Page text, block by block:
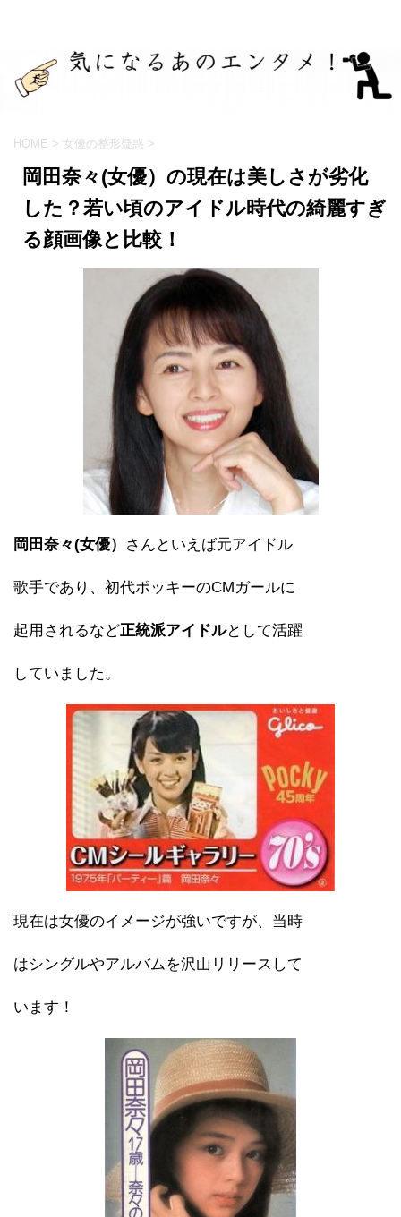
HOME > 女優の整形疑惑 >
岡田奈々(女優）の現在は美しさが劣化
した？若い頃のアイドル時代の綺麗すぎ
る顔画像と比較！
岡田奈々(女優） さんといえば元アイドル
歌手であり、初代ポッキーのCMガールに
起用されるなど正統派アイドルとして活躍
していました。
現在は女優のイメージが強いですが、当時
はシングルやアルバムを沢山リリースして
います！